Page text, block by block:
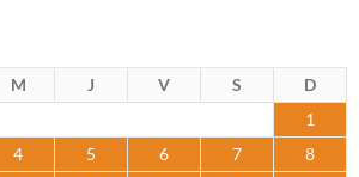
M J V S
D
1
4 5 6 7
8